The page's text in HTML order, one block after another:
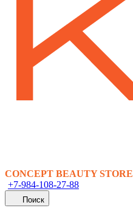
CONCEPT BEAUTY STORE
+7-984-108-27-88
Поиск